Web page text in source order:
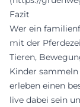
Fazit
Wer ein
mit der
Tieren,
Kinder
erleben einen
live dabei sein